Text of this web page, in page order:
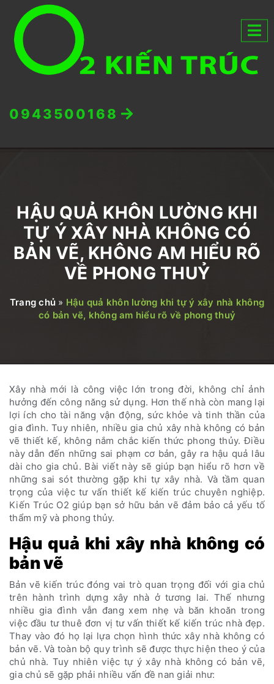
0943500168
HẬU QUẢ KHÔN LƯỜNG KHI
TỰ Ý XÂY NHÀ KHÔNG CÓ
BẢN VẼ, KHÔNG AM HIỂU RÕ
VỀ PHONG THUỶ
Trang chủ » Hậu quả khôn lường khi tự ý xây nhà không
có bản vẽ, không am hiểu rõ về phong thuỷ
Xây nhà mới là công việc lớn trong đời, không chỉ ảnh
hưởng đến công năng sử dụng. Hơn thế nhà còn mang lại
lợi ích cho tài năng vận động, sức khỏe và tinh thần của
gia đình. Tuy nhiên, nhiều gia chủ xây nhà không có bản
vẽ thiết kế, không nắm chắc kiến ​​thức phong thủy. Điều
này dẫn đến những sai phạm cơ bản, gây ra hậu quả lâu
dài cho gia chủ. Bài viết này sẽ giúp bạn hiểu rõ hơn về
những sai sót thường gặp khi tự xây nhà. Và tầm quan
trọng của việc tư vấn thiết kế kiến trúc chuyên nghiệp.
Kiến Trúc O2 giúp bạn sở hữu bản vẽ đảm bảo cả yếu tố
thẩm mỹ và phong thủy.
Hậu quả khi xây nhà không có
bản vẽ
Bản vẽ kiến trúc đóng vai trò quan trọng đối với gia chủ
trên hành trình dựng xây nhà ở tương lai. Thế nhưng
nhiều gia đình vẫn đang xem nhẹ và băn khoăn trong
việc đầu tư thuê đơn vị tư vấn thiết kế kiến trúc nhà đẹp.
Thay vào đó họ lại lựa chọn hình thức xây nhà không có
bản vẽ. Và toàn bộ quy trình sẽ được thực hiện theo ý của
chủ nhà. Tuy nhiên việc tự ý xây nhà không có bản vẽ,
gia chủ sẽ gặp phải nhiều vấn đề nan giải như: